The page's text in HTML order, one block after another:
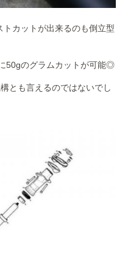
トカットが出来るのも倒立型
50gのグラムカットが可能◎
とも言えるのではないでし